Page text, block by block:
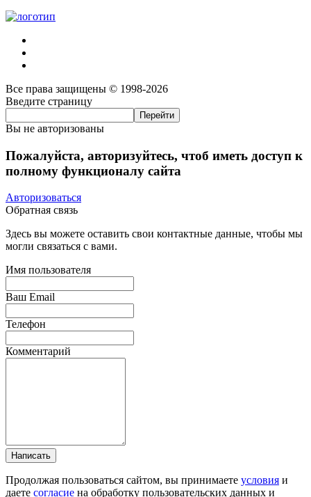
Все права защищены © 1998-2026
Введите страницу
Вы не авторизованы
Пожалуйста, авторизуйтесь, чтоб иметь доступ к
полному функционалу сайта
Авторизоваться
Обратная связь
Здесь вы можете оставить свои контактные данные, чтобы мы
могли связаться с вами.
Имя пользователя
Ваш Email
Телефон
Комментарий
Написать
Продолжая пользоваться сайтом, вы принимаете условия и
даете согласие на обработку пользовательских данных и